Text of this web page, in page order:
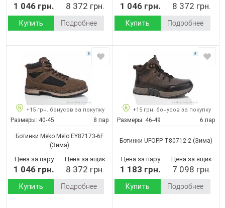
1 046 грн. 8 372 грн.
Купить Подробнее
1 046 грн. 8 372 грн.
Купить Подробнее
+15 грн. бонусов за покупку
Размеры: 40-45 8 пар
Ботинки Meko Melo EY87173-6F
(Зима)
Цена за пару
1 046 грн.
Цена за ящик
8 372 грн.
Купить Подробнее
+15 грн. бонусов за покупку
Размеры: 46-49 6 пар
Ботинки UFOPP T80712-2 (Зима)
Цена за пару
1 183 грн.
Цена за ящик
7 098 грн.
Купить Подробнее